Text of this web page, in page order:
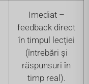
Imediat –
feedback direct
în timpul lecției
(întrebări și
răspunsuri în
timp real).